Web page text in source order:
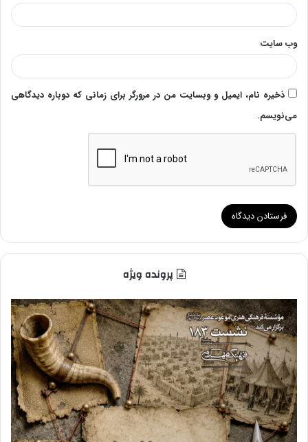
وب‌ سایت
ذخیره نام، ایمیل و وبسایت من در مرورگر برای زمانی که دوباره دیدگاهی
می‌نویسم.
پرونده ویژه